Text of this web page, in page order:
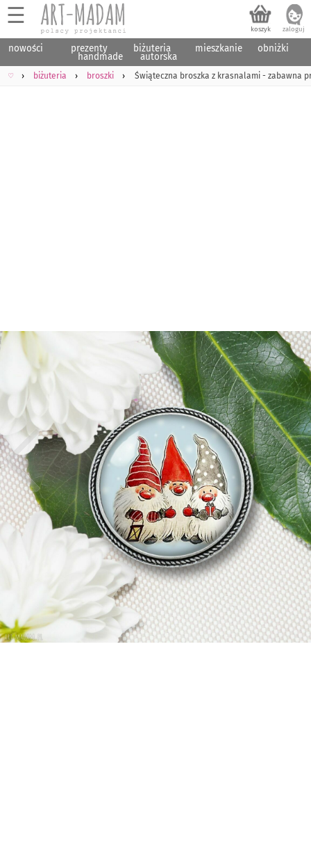
☰
nowości prezenty
handmade
biżuteria
autorska
mieszkanie obniżki
♡ biżuteria broszki Świąteczna broszka z krasnalami - zabawna